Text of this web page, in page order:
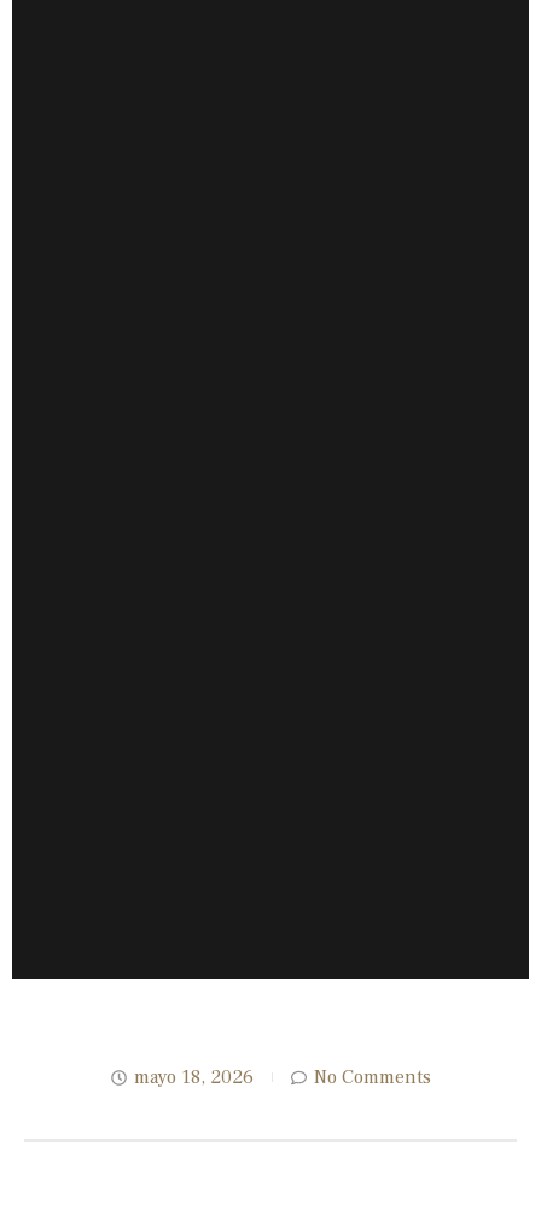
mayo 18, 2026 No Comments